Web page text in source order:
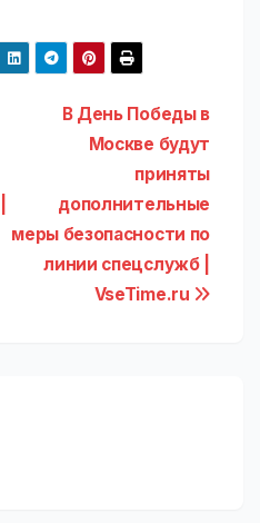
В День Победы в
Москве будут
приняты
дополнительные
меры безопасности по
линии спецслужб |
VseTime.ru